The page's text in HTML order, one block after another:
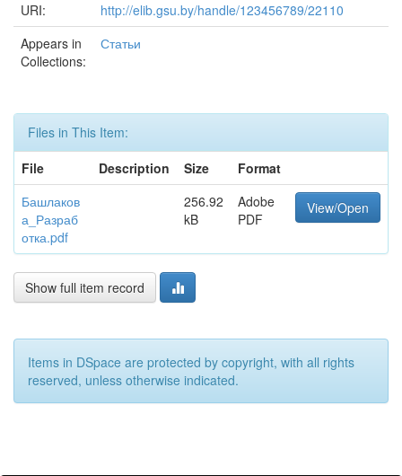
URI:
http://elib.gsu.by/handle/123456789/22110
Appears in
Collections:
Статьи
Files in This Item:
File
Description Size
Format
Башлаков
а_Разраб
отка.pdf
256.92
kB
Adobe
PDF
View/Open
Show full item record
Items in DSpace are protected by copyright, with all rights
reserved, unless otherwise indicated.